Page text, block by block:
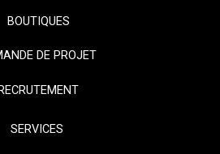
BOUTIQUES
DE PROJET
SERVICES